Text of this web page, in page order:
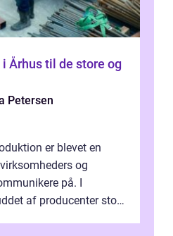
Århus til de store og
Petersen
er blevet en
og
på. I
af producenter stort,